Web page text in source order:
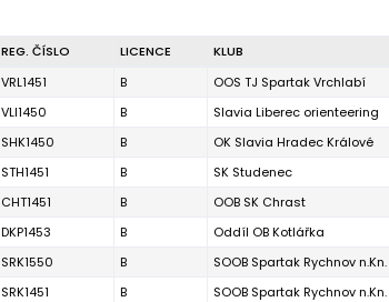
REG. ČÍSLO LICENCE KLUB
VRL1451 B OOS TJ Spartak Vrchlabí
VLI1450 B Slavia Liberec orienteering
SHK1450 B OK Slavia Hradec Králové
STH1451 B SK Studenec
CHT1451 B OOB SK Chrast
DKP1453 B Oddíl OB Kotlářka
SRK1550 B SOOB Spartak Rychnov n.Kn.
SRK1451 B SOOB Spartak Rychnov n.Kn.